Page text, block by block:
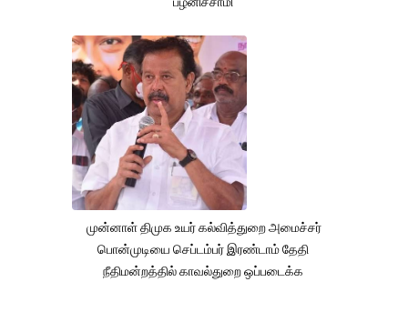
முன்னாள் திமுக உயர் கல்வித்துறை அமைச்சர்
பொன்முடியை செப்டம்பர் இரண்டாம் தேதி
நீதிமன்றத்தில் காவல்துறை ஒப்படைக்க